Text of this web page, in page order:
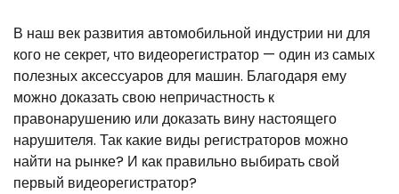
В наш век развития автомобильной индустрии ни для
кого не секрет, что видеорегистратор — один из самых
полезных аксессуаров для машин. Благодаря ему
можно доказать свою непричастность к
правонарушению или доказать вину настоящего
нарушителя. Так какие виды регистраторов можно
найти на рынке? И как правильно выбирать свой
первый видеорегистратор?